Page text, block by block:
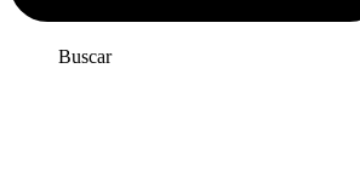
Buscar